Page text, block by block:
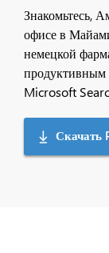
Знакомьтесь,
офисе в
немецкой
продуктивным
Microsoft
Скачать